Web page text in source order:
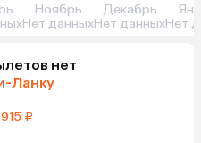
Ноябрь
Нет данных
Декабрь
Нет данныхНет
нет
Ланку
₽